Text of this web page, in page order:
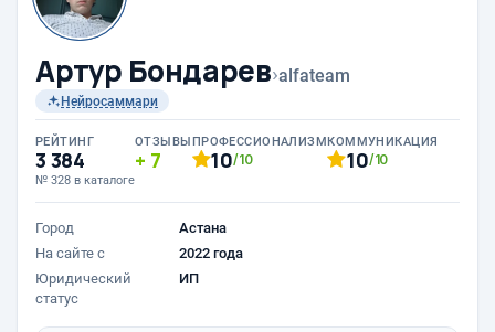
Артур Бондарев›alfateam
Нейросаммари
РЕЙТИНГ
3 384
№ 328 в каталоге
ОТЗЫВЫ
7
ПРОФЕССИОНАЛИЗМ
10/10
КОММУНИКАЦИЯ
10/10
Город
Астана
На сайте с
2022 года
Юридический
статус
ИП